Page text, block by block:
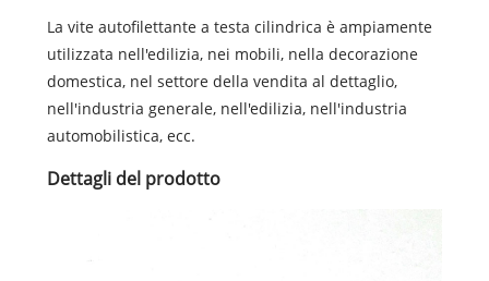
La vite autofilettante a testa cilindrica è ampiamente
utilizzata nell'edilizia, nei mobili, nella decorazione
domestica, nel settore della vendita al dettaglio,
nell'industria generale, nell'edilizia, nell'industria
automobilistica, ecc.
Dettagli del prodotto